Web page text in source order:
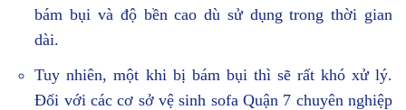
bám bụi và độ bền cao dù sử dụng trong thời gian
dài.
Tuy nhiên, một khi bị bám bụi thì sẽ rất khó xử lý.
Đối với các cơ sở vệ sinh sofa Quận 7 chuyên nghiệp